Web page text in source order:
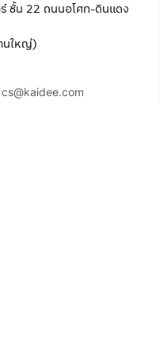
ร์ ชั้น 22 ถนนอโศก-ดินแดง
นใหญ่)
cs@kaidee.com